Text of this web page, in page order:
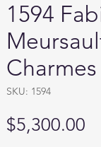
1594
SKU: 1594
$5,300.00